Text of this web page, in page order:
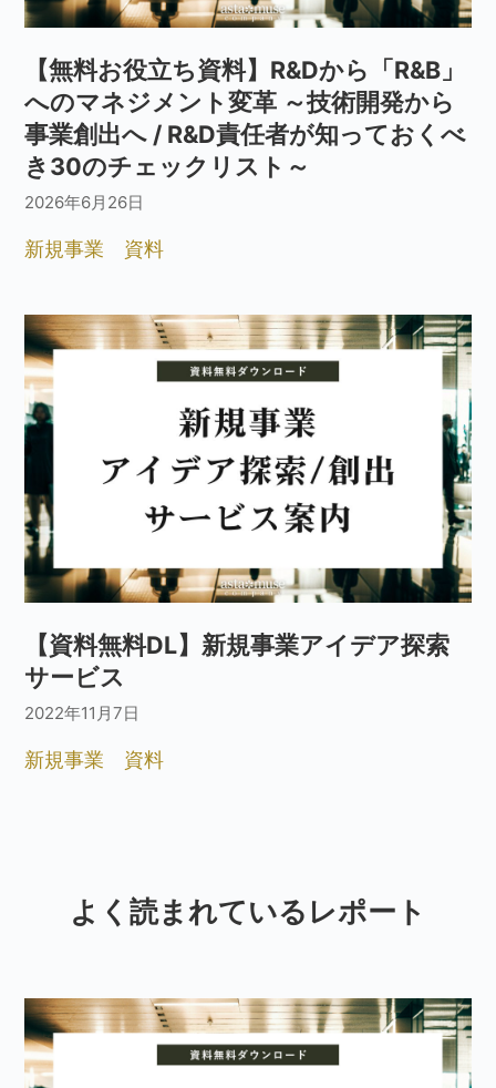
【無料お役立ち資料】R&Dから「R&B」
へのマネジメント変革 ～技術開発から
事業創出へ / R&D責任者が知っておくべ
き30のチェックリスト～
2026年6月26日
新規事業 資料
【資料無料DL】新規事業アイデア探索
サービス
2022年11月7日
新規事業 資料
よく読まれているレポート